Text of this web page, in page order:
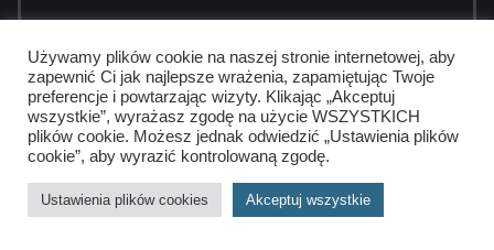
Używamy plików cookie na naszej stronie internetowej, aby
zapewnić Ci jak najlepsze wrażenia, zapamiętując Twoje
preferencje i powtarzając wizyty. Klikając „Akceptuj
wszystkie”, wyrażasz zgodę na użycie WSZYSTKICH
plików cookie. Możesz jednak odwiedzić „Ustawienia plików
cookie”, aby wyrazić kontrolowaną zgodę.
Ustawienia plików cookies Akceptuj wszystkie